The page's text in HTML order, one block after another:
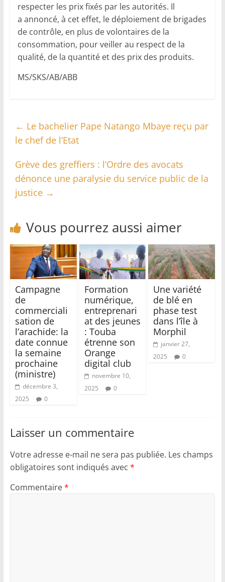
respecter les prix fixés par les autorités. Il
a annoncé, à cet effet, le déploiement de brigades
de contrôle, en plus de volontaires de la
consommation, pour veiller au respect de la
qualité, de la quantité et des prix des produits.
‎MS/SKS/AB/ABB
← Le bachelier Pape Natango Mbaye reçu par
le chef de l’Etat
Grève des greffiers : l’Ordre des avocats
dénonce une paralysie du service public de la
justice →
Vous pourrez aussi aimer
Campagne
de
commerciali
sation de
l’arachide: la
date connue
la semaine
prochaine
(ministre)
décembre 3,
2025
0
Formation
numérique,
entreprenari
at des jeunes
: Touba
étrenne son
Orange
digital club
novembre 10,
2025
0
Une variété
de blé en
phase test
dans l’île à
Morphil
janvier 27,
2025
0
Laisser un commentaire
Votre adresse e-mail ne sera pas publiée. Les champs
obligatoires sont indiqués avec *
Commentaire*